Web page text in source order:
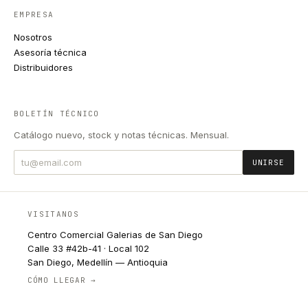
EMPRESA
Nosotros
Asesoría técnica
Distribuidores
BOLETÍN TÉCNICO
Catálogo nuevo, stock y notas técnicas. Mensual.
UNIRSE
VISITANOS
Centro Comercial Galerias de San Diego
Calle 33 #42b-41 · Local 102
San Diego, Medellín — Antioquia
CÓMO LLEGAR →